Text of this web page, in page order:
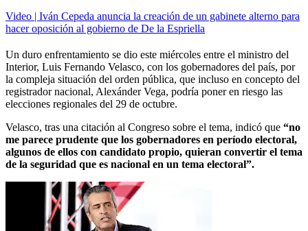
Video | Iván Cepeda anuncia la creación de un gabinete alterno para
hacer oposición al gobierno de De la Espriella
Un duro enfrentamiento se dio este miércoles entre el ministro del
Interior, Luis Fernando Velasco, con los gobernadores del país, por
la compleja situación del orden pública, que incluso en concepto del
registrador nacional, Alexánder Vega, podría poner en riesgo las
elecciones regionales del 29 de octubre.
Velasco, tras una citación al Congreso sobre el tema, indicó que “no
me parece prudente que los gobernadores en período electoral,
algunos de ellos con candidato propio, quieran convertir el tema
de la seguridad que es nacional en un tema electoral”.